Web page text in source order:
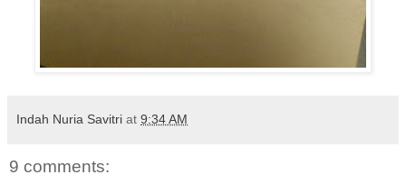
Indah Nuria Savitri at 9:34 AM
9 comments: